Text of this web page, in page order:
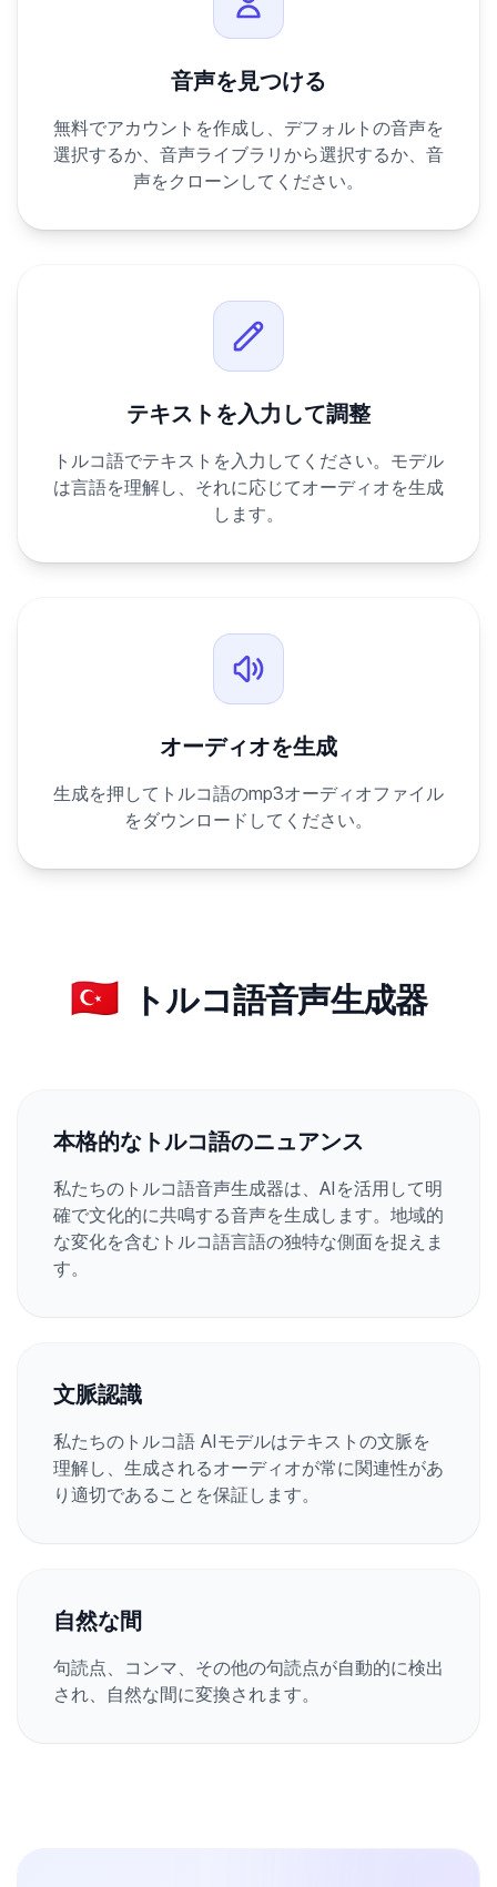
音声を見つける
無料でアカウントを作成し、デフォルトの音声を
選択するか、音声ライブラリから選択するか、音
声をクローンしてください。
テキストを入力して調整
トルコ語でテキストを入力してください。モデル
は言語を理解し、それに応じてオーディオを生成
します。
オーディオを生成
生成を押してトルコ語のmp3オーディオファイル
をダウンロードしてください。
🇹🇷 トルコ語音声生成器
本格的なトルコ語のニュアンス
私たちのトルコ語音声生成器は、AIを活用して明
確で文化的に共鳴する音声を生成します。地域的
な変化を含むトルコ語言語の独特な側面を捉えま
す。
文脈認識
私たちのトルコ語 AIモデルはテキストの文脈を
理解し、生成されるオーディオが常に関連性があ
り適切であることを保証します。
自然な間
句読点、コンマ、その他の句読点が自動的に検出
され、自然な間に変換されます。